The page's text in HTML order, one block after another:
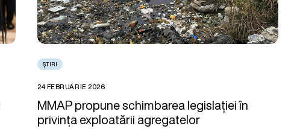
ȘTIRI
24 FEBRUARIE 2026
MMAP propune schimbarea legislației în
privința exploatării agregatelor